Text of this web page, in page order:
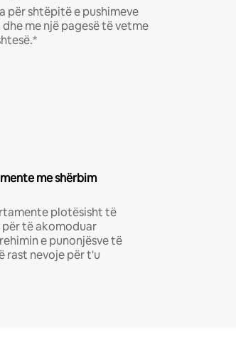
për shtëpitë e pushimeve
me një pagesë të vetme
me shërbim
plotësisht të
të akomoduar
e punonjësve të
rast nevoje për t'u